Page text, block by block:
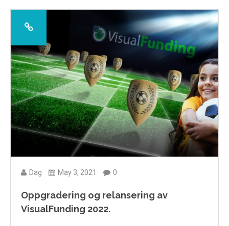
Dag May 3, 2021 0
Oppgradering og relansering av
VisualFunding 2022.